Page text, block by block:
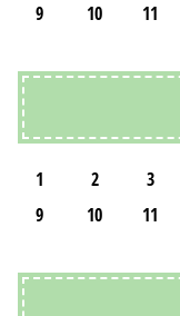
9
10 11
1 2 3
9
10 11